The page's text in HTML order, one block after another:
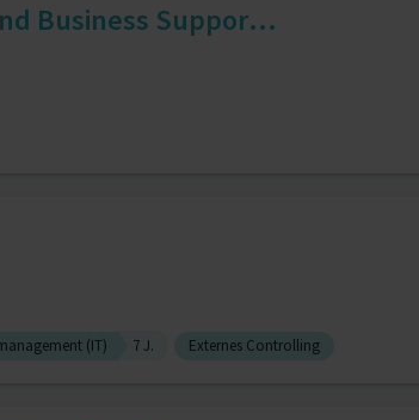
Business Suppor...
(IT) 7 J. Externes Controlling